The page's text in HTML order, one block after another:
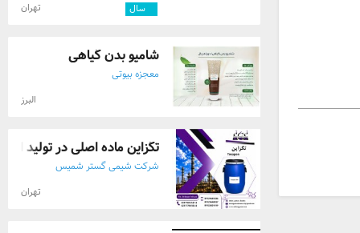
سال تهران
شامپو بدن گیاهی
معجزه بیوتی
البرز
تگزاپن ماده اصلی در تولید
شرکت شیمی گستر شمیس
تهران